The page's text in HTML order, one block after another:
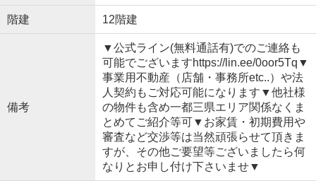
階建 12階建
備考
▼公式ライン(無料通話有)でのご連絡も
可能でございますhttps://lin.ee/0oor5Tq▼
事業用不動産（店舗・事務所etc..）や法
人契約もご対応可能になります▼他社様
の物件も含め一都三県エリア関係なくま
とめてご紹介等可▼お家賃・初期費用や
審査など交渉等は当然頑張らせて頂きま
すが、その他ご要望等ございましたら何
なりとお申し付け下さいませ▼